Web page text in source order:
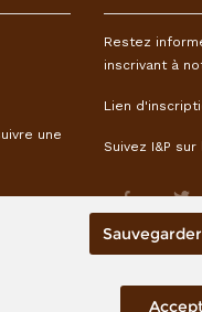
une
Restez
inscrivant à
Lien
Suivez I&P